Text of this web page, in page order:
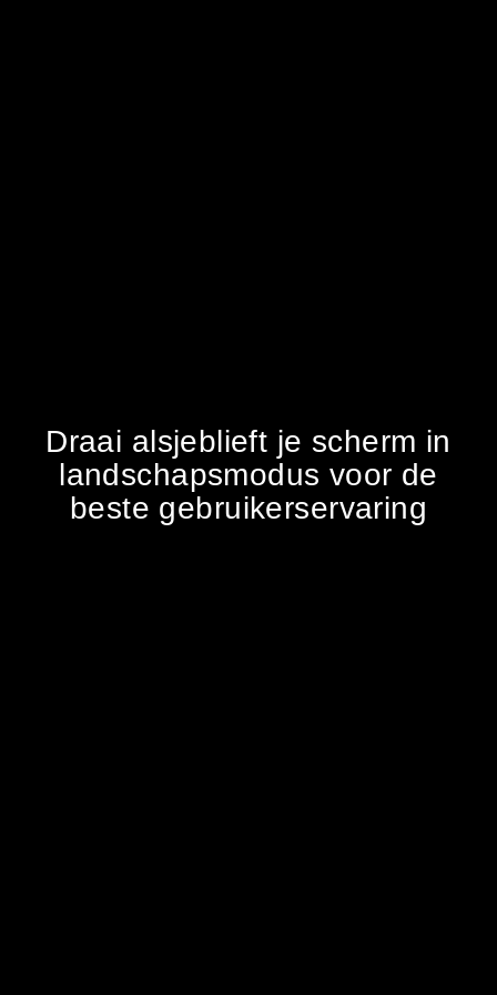
Draai alsjeblieft je scherm in
landschapsmodus voor de
beste gebruikerservaring